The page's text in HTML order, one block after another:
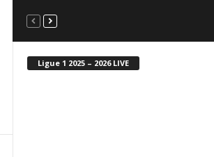
Ligue 1 2025 – 2026 LIVE